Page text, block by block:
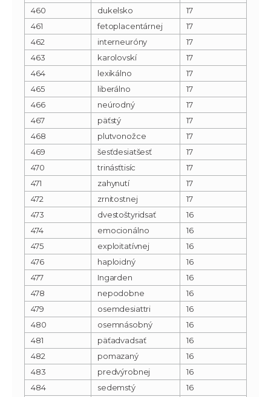
460
dukelsko
17
461
fetoplacentárnej
17
462
interneuróny
17
463
karolovskí
17
464
lexikálno
17
465
liberálno
17
466
neúrodný
17
467
päťstý
17
468
plutvonožce
17
469
šesťdesiatšesť
17
470
trinásťtisíc
17
471
zahynutí
17
472
zrnitostnej
17
473
dvestoštyridsať
16
474
emocionálno
16
475
exploitatívnej
16
476
haploidný
16
477
Ingarden
16
478
nepodobne
16
479
osemdesiattri
16
480
osemnásobný
16
481
päťadvadsať
16
482
pomazaný
16
483
predvýrobnej
16
484
sedemstý
16